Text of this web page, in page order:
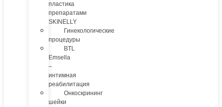
пластика
препаратами
SKINELLY
Гинекологические
процедуры
BTL
Emsella
–
интимная
реабилитация
Онкоскрининг
шейки